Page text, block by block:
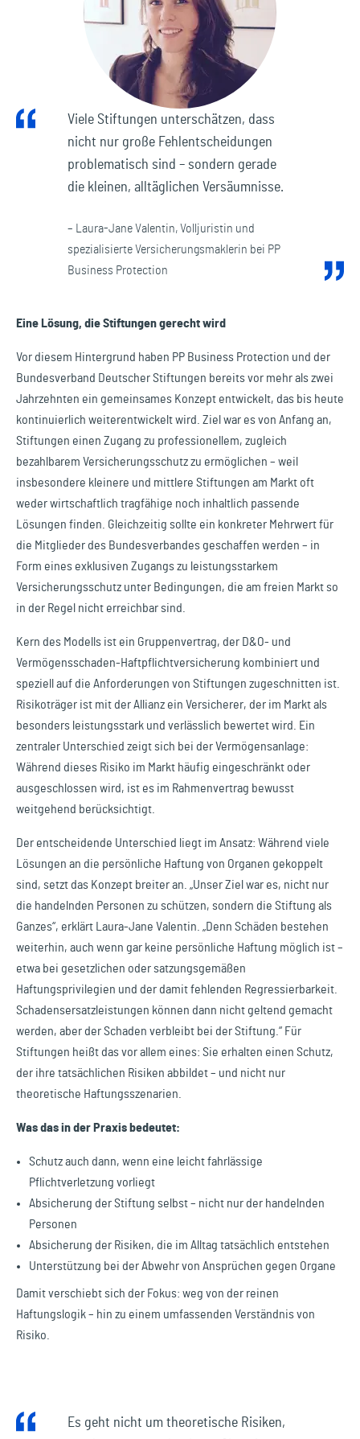
Viele Stiftungen unterschätzen, dass
nicht nur große Fehlentscheidungen
problematisch sind – sondern gerade
die kleinen, alltäglichen Versäumnisse.
– Laura-Jane Valentin, Volljuristin und
spezialisierte Versicherungsmaklerin bei PP
Business Protection
Eine Lösung, die Stiftungen gerecht wird
Vor diesem Hintergrund haben PP Business Protection und der
Bundesverband Deutscher Stiftungen bereits vor mehr als zwei
Jahrzehnten ein gemeinsames Konzept entwickelt, das bis heute
kontinuierlich weiterentwickelt wird. Ziel war es von Anfang an,
Stiftungen einen Zugang zu professionellem, zugleich
bezahlbarem Versicherungsschutz zu ermöglichen – weil
insbesondere kleinere und mittlere Stiftungen am Markt oft
weder wirtschaftlich tragfähige noch inhaltlich passende
Lösungen finden. Gleichzeitig sollte ein konkreter Mehrwert für
die Mitglieder des Bundesverbandes geschaffen werden – in
Form eines exklusiven Zugangs zu leistungsstarkem
Versicherungsschutz unter Bedingungen, die am freien Markt so
in der Regel nicht erreichbar sind.
Kern des Modells ist ein Gruppenvertrag, der D&O- und
Vermögensschaden-Haftpflichtversicherung kombiniert und
speziell auf die Anforderungen von Stiftungen zugeschnitten ist.
Risikoträger ist mit der Allianz ein Versicherer, der im Markt als
besonders leistungsstark und verlässlich bewertet wird. Ein
zentraler Unterschied zeigt sich bei der Vermögensanlage:
Während dieses Risiko im Markt häufig eingeschränkt oder
ausgeschlossen wird, ist es im Rahmenvertrag bewusst
weitgehend berücksichtigt.
Der entscheidende Unterschied liegt im Ansatz: Während viele
Lösungen an die persönliche Haftung von Organen gekoppelt
sind, setzt das Konzept breiter an. „Unser Ziel war es, nicht nur
die handelnden Personen zu schützen, sondern die Stiftung als
Ganzes“, erklärt Laura-Jane Valentin. „Denn Schäden bestehen
weiterhin, auch wenn gar keine persönliche Haftung möglich ist –
etwa bei gesetzlichen oder satzungsgemäßen
Haftungsprivilegien und der damit fehlenden Regressierbarkeit.
Schadensersatzleistungen können dann nicht geltend gemacht
werden, aber der Schaden verbleibt bei der Stiftung.“ Für
Stiftungen heißt das vor allem eines: Sie erhalten einen Schutz,
der ihre tatsächlichen Risiken abbildet – und nicht nur
theoretische Haftungsszenarien.
Was das in der Praxis bedeutet:
Schutz auch dann, wenn eine leicht fahrlässige
Pflichtverletzung vorliegt
Absicherung der Stiftung selbst – nicht nur der handelnden
Personen
Absicherung der Risiken, die im Alltag tatsächlich entstehen
Unterstützung bei der Abwehr von Ansprüchen gegen Organe
Damit verschiebt sich der Fokus: weg von der reinen
Haftungslogik – hin zu einem umfassenden Verständnis von
Risiko.
Es geht nicht um theoretische Risiken,